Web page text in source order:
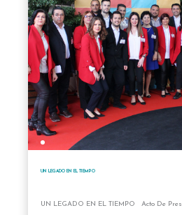
UN LEGADO EN EL TIEMPO
UN LEGADO EN EL TIEMPO Acto De